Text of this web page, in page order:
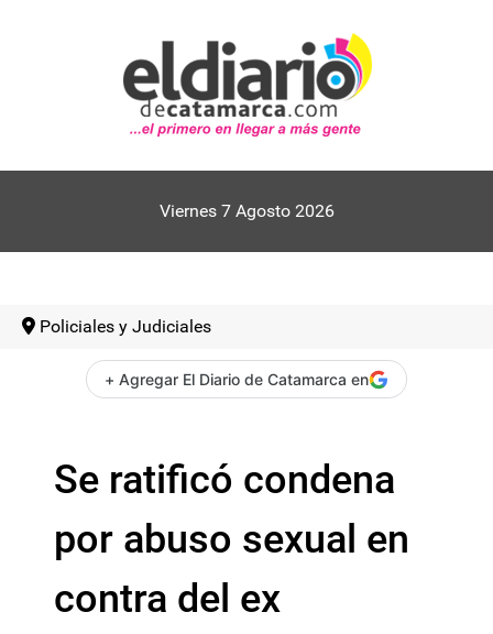
Viernes 7 Agosto 2026
Policiales y Judiciales
+ Agregar El Diario de Catamarca en
Se ratificó condena
por abuso sexual en
contra del ex